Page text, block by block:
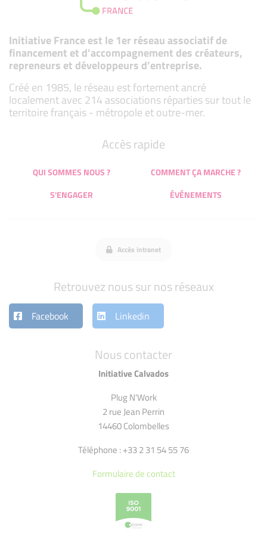
Initiative France est le 1er réseau associatif de
financement et d’accompagnement des créateurs,
repreneurs et développeurs d’entreprise.
Créé en 1985, le réseau est fortement ancré
localement avec 214 associations réparties sur tout le
territoire français - métropole et outre-mer.
Nous contacter
Initiative Calvados
Plug N'Work
2 rue Jean Perrin
14460 Colombelles
Téléphone : +33 2 31 54 55 76
Formulaire de contact
Accès rapide
QUI SOMMES NOUS ?
COMMENT ÇA MARCHE ?
S'ENGAGER
ÉVÉNEMENTS
Accès intranet
Retrouvez nous sur nos réseaux
Facebook Linkedin